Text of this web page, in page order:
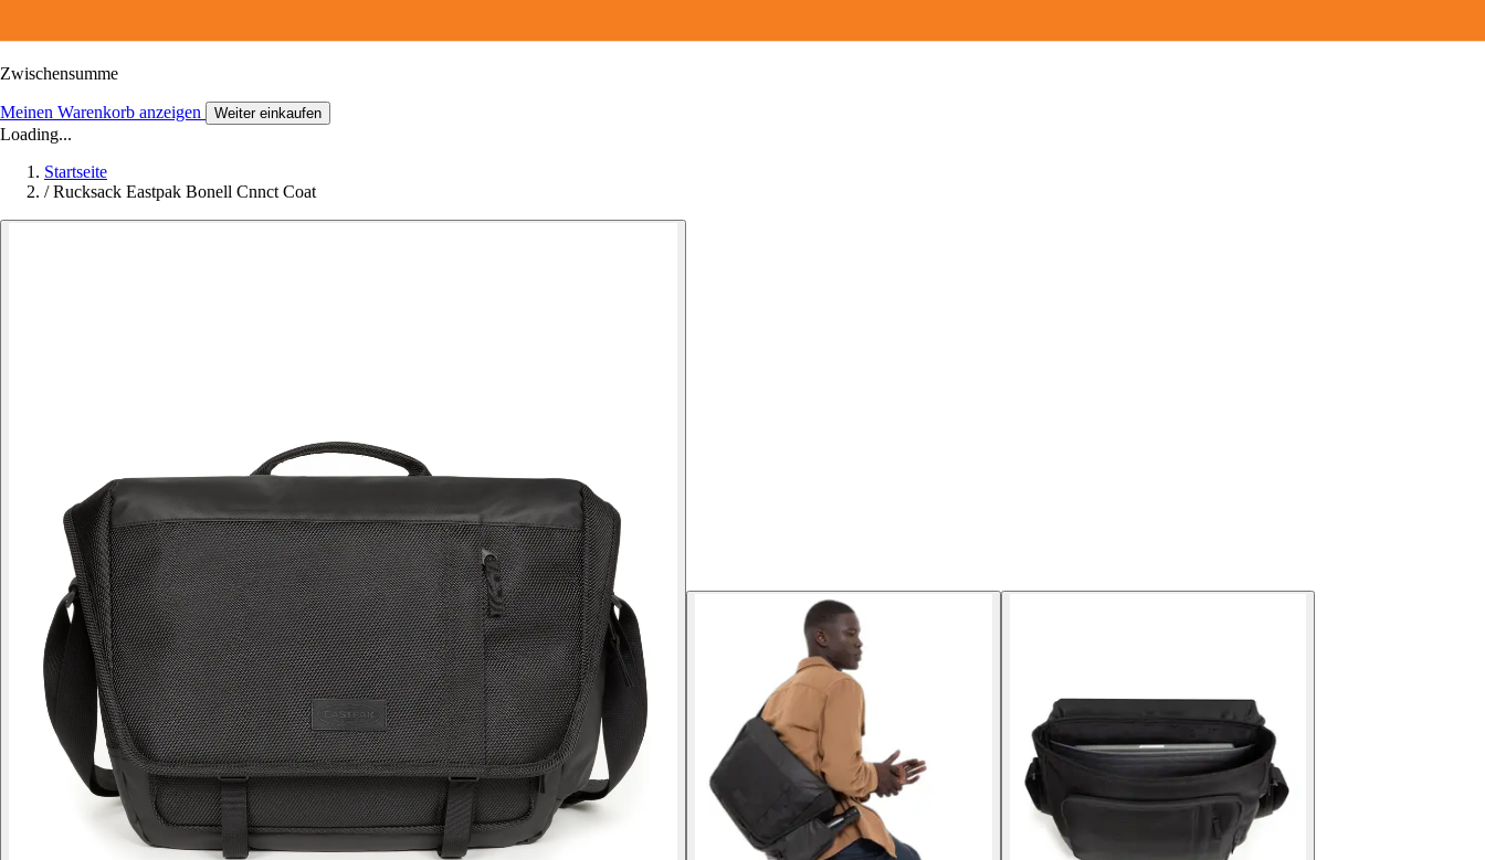
Zwischensumme
Meinen Warenkorb anzeigen Weiter einkaufen
Loading...
Startseite
/ Rucksack Eastpak Bonell Cnnct Coat